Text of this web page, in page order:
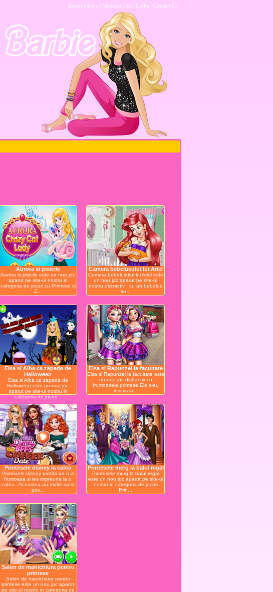
Jocuri barbie Member List Links Contact Us
Aurora si pisicile
Aurora si pisicile este un nou joc
aparut pe site-ul nostru in
categoria de jocuri cu Printese si
Z...
Camera bebelusului lui Ariel
Camera bebelusului lui Ariel este
un nou joc aparut pe site-ul
nostru distractiv , cu un bebelus
su...
Elsa si Alba ca zapada de
Halloween
Elsa si Alba ca zapada de
Halloween este un nou joc
aparut pe site-ul nostru in
categoria de jocuri...
Elsa si Rapunzel la facultate
Elsa si Rapunzel la facultate este
un nou joc distractiv cu
frumoasele printese.Ele s-au
inscris la...
Printesele disney la cafea
Printesele disney profita de o zi
frumoasa si ies impreuna la o
cafea . Aceastea au multe sa-si
pov...
Printesele merg la balul regal
Printesele merg la balul regal
este un nou joc aparut pe site-ul
nostru in categoria de jocuri
Prin...
Salon de manichiura pentru
printese
Salon de manichiura pentru
printese este un nou joc aparut
pe site-ul nostru in categoria de